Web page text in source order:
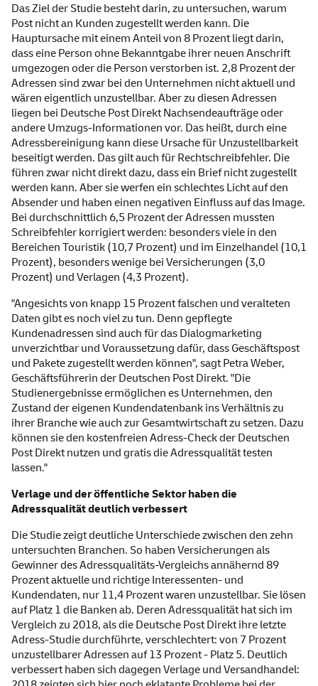
Das Ziel der Studie besteht darin, zu untersuchen, warum
Post nicht an Kunden zugestellt werden kann. Die
Hauptursache mit einem Anteil von 8 Prozent liegt darin,
dass eine Person ohne Bekanntgabe ihrer neuen Anschrift
umgezogen oder die Person verstorben ist. 2,8 Prozent der
Adressen sind zwar bei den Unternehmen nicht aktuell und
wären eigentlich unzustellbar. Aber zu diesen Adressen
liegen bei Deutsche Post Direkt Nachsendeaufträge oder
andere Umzugs-Informationen vor. Das heißt, durch eine
Adressbereinigung kann diese Ursache für Unzustellbarkeit
beseitigt werden. Das gilt auch für Rechtschreibfehler. Die
führen zwar nicht direkt dazu, dass ein Brief nicht zugestellt
werden kann. Aber sie werfen ein schlechtes Licht auf den
Absender und haben einen negativen Einfluss auf das Image.
Bei durchschnittlich 6,5 Prozent der Adressen mussten
Schreibfehler korrigiert werden: besonders viele in den
Bereichen Touristik (10,7 Prozent) und im Einzelhandel (10,1
Prozent), besonders wenige bei Versicherungen (3,0
Prozent) und Verlagen (4,3 Prozent).
"Angesichts von knapp 15 Prozent falschen und veralteten
Daten gibt es noch viel zu tun. Denn gepflegte
Kundenadressen sind auch für das Dialogmarketing
unverzichtbar und Voraussetzung dafür, dass Geschäftspost
und Pakete zugestellt werden können", sagt Petra Weber,
Geschäftsführerin der Deutschen Post Direkt. "Die
Studienergebnisse ermöglichen es Unternehmen, den
Zustand der eigenen Kundendatenbank ins Verhältnis zu
ihrer Branche wie auch zur Gesamtwirtschaft zu setzen. Dazu
können sie den kostenfreien Adress-Check der Deutschen
Post Direkt nutzen und gratis die Adressqualität testen
lassen."
Verlage und der öffentliche Sektor haben die
Adressqualität deutlich verbessert
Die Studie zeigt deutliche Unterschiede zwischen den zehn
untersuchten Branchen. So haben Versicherungen als
Gewinner des Adressqualitäts-Vergleichs annähernd 89
Prozent aktuelle und richtige Interessenten- und
Kundendaten, nur 11,4 Prozent waren unzustellbar. Sie lösen
auf Platz 1 die Banken ab. Deren Adressqualität hat sich im
Vergleich zu 2018, als die Deutsche Post Direkt ihre letzte
Adress-Studie durchführte, verschlechtert: von 7 Prozent
unzustellbarer Adressen auf 13 Prozent - Platz 5. Deutlich
verbessert haben sich dagegen Verlage und Versandhandel: